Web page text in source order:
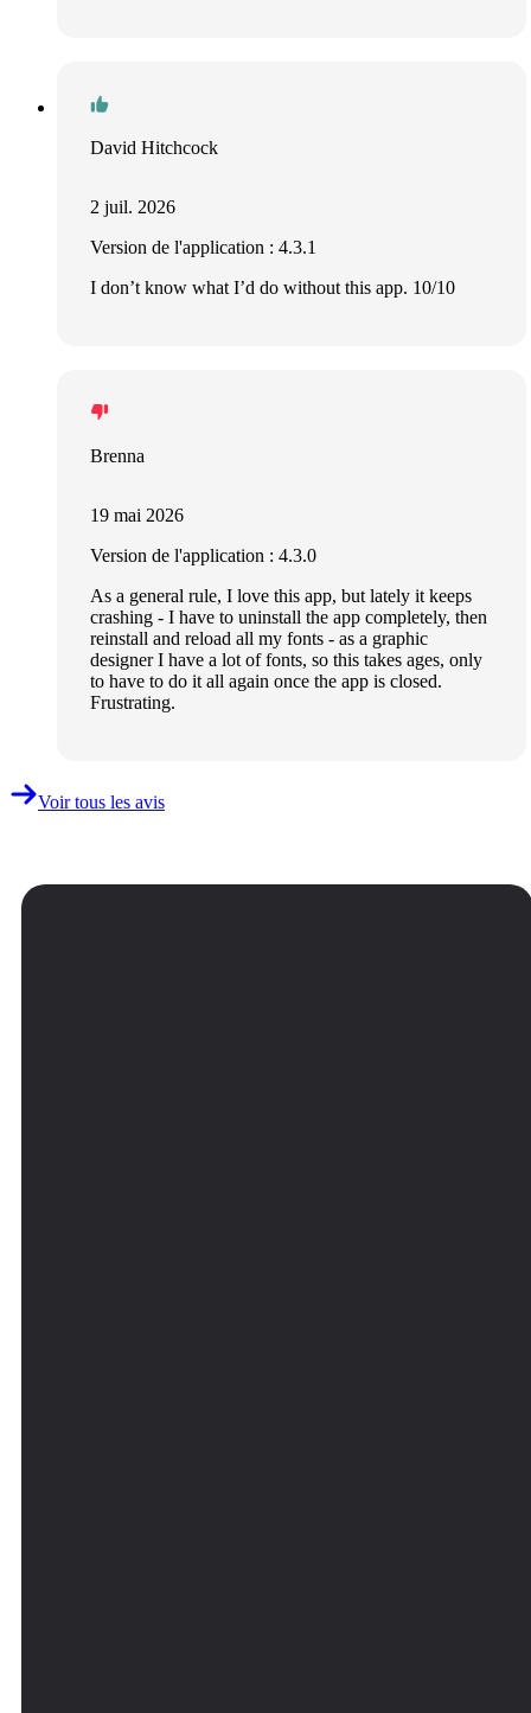
David Hitchcock
2 juil. 2026
Version de l'application : 4.3.1
I don’t know what I’d do without this app. 10/10
Brenna
19 mai 2026
Version de l'application : 4.3.0
As a general rule, I love this app, but lately it keeps
crashing - I have to uninstall the app completely, then
reinstall and reload all my fonts - as a graphic
designer I have a lot of fonts, so this takes ages, only
to have to do it all again once the app is closed.
Frustrating.
Voir tous les avis